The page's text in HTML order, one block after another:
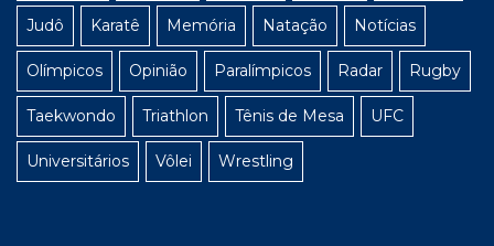
Judô Karatê Memória Natação Notícias
Olímpicos Opinião Paralímpicos Radar Rugby
Taekwondo Triathlon Tênis de Mesa UFC
Universitários Vôlei Wrestling